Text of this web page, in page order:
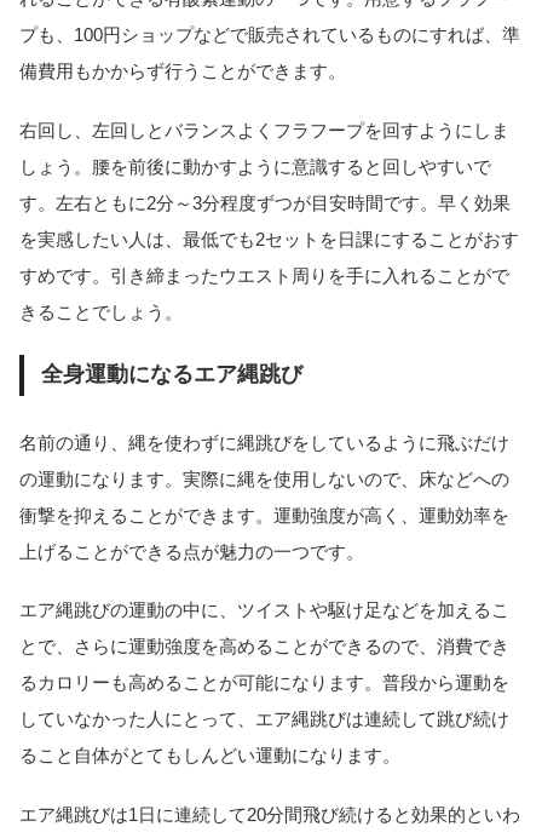
プも、100円ショップなどで販売されているものにすれば、準
備費用もかからず行うことができます。
右回し、左回しとバランスよくフラフープを回すようにしま
しょう。腰を前後に動かすように意識すると回しやすいで
す。左右ともに2分～3分程度ずつが目安時間です。早く効果
を実感したい人は、最低でも2セットを日課にすることがおす
すめです。引き締まったウエスト周りを手に入れることがで
きることでしょう。
全身運動になるエア縄跳び
名前の通り、縄を使わずに縄跳びをしているように飛ぶだけ
の運動になります。実際に縄を使用しないので、床などへの
衝撃を抑えることができます。運動強度が高く、運動効率を
上げることができる点が魅力の一つです。
エア縄跳びの運動の中に、ツイストや駆け足などを加えるこ
とで、さらに運動強度を高めることができるので、消費でき
るカロリーも高めることが可能になります。普段から運動を
していなかった人にとって、エア縄跳びは連続して跳び続け
ること自体がとてもしんどい運動になります。
エア縄跳びは1日に連続して20分間飛び続けると効果的といわ